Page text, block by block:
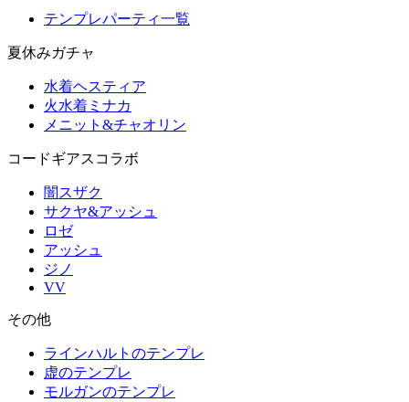
テンプレパーティ一覧
夏休みガチャ
水着ヘスティア
火水着ミナカ
メニット&チャオリン
コードギアスコラボ
闇スザク
サクヤ&アッシュ
ロゼ
アッシュ
ジノ
VV
その他
ラインハルトのテンプレ
虚のテンプレ
モルガンのテンプレ